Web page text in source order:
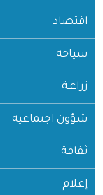
اقتصاد
سياحة
زراعـة
شؤون اجتماعية
ثقافة
إعلام